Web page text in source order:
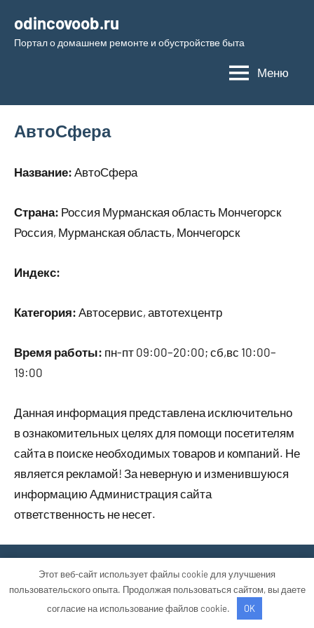
содержимому
odincovoob.ru
Портал о домашнем ремонте и обустройстве быта
Меню
АвтоСфера
Название: АвтоСфера
Страна: Россия Мурманская область Мончегорск
Россия, Мурманская область, Мончегорск
Индекс:
Категория: Автосервис, автотехцентр
Время работы: пн-пт 09:00–20:00; сб,вс 10:00–
19:00
Данная информация представлена исключительно
в ознакомительных целях для помощи посетителям
сайта в поиске необходимых товаров и компаний. Не
является рекламой! За неверную и изменившуюся
информацию Администрация сайта
ответственность не несет.
Этот веб-сайт использует файлы cookie для улучшения
пользовательского опыта. Продолжая пользоваться сайтом, вы даете
согласие на использование файлов cookie.
OK